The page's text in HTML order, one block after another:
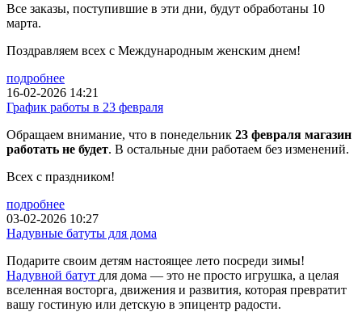
Все заказы, поступившие в эти дни, будут обработаны 10
марта.
Поздравляем всех с Международным женским днем!
подробнее
16-02-2026 14:21
График работы в 23 февраля
Обращаем внимание, что в понедельник 23 февраля магазин
работать не будет. В остальные дни работаем без изменений.
Всех с праздником!
подробнее
03-02-2026 10:27
Надувные батуты для дома
Подарите своим детям настоящее лето посреди зимы!
Надувной батут для дома — это не просто игрушка, а целая
вселенная восторга, движения и развития, которая превратит
вашу гостиную или детскую в эпицентр радости.